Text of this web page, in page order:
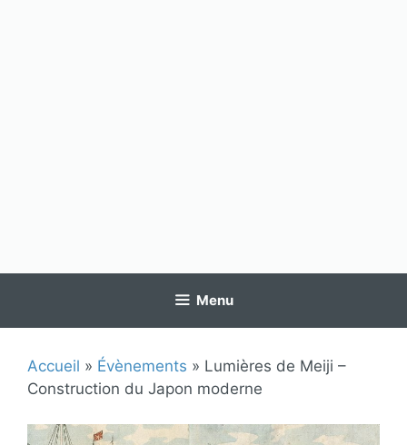
Menu
Accueil » Évènements » Lumières de Meiji –
Construction du Japon moderne